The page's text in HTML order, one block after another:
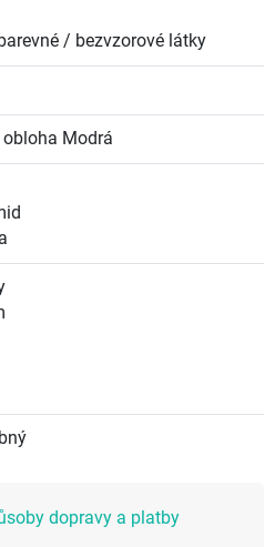
/ bezvzorové látky
obloha Modrá
dopravy a platby